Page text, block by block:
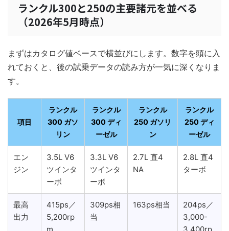
ランクル300と250の主要諸元を並べる
（2026年5月時点）
まずはカタログ値ベースで横並びにします。数字を頭に入
れておくと、後の試乗データの読み方が一気に深くなりま
す。
項目
ランクル
300 ガソ
リン
ランクル
300 ディ
ーゼル
ランクル
250 ガソリ
ン
ランクル
250 ディ
ーゼル
エン
ジン
3.5L V6
ツインタ
ーボ
3.3L V6
ツインタ
ーボ
2.7L 直4
NA
2.8L 直4
ターボ
最高
出力
415ps／
5,200rp
309ps相
当
163ps相当
204ps／
3,000-